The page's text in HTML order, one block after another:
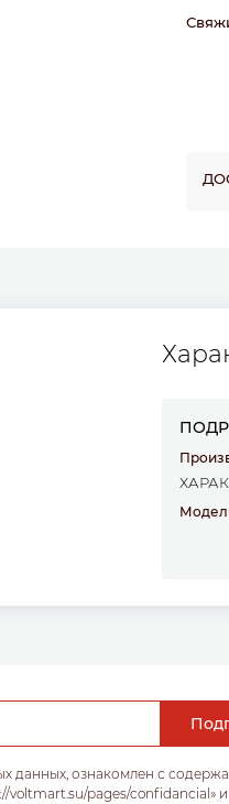
данных, ознакомлен с
pages/confidancial»